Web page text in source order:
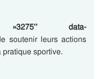
»3275″ data-
soutenir leurs actions
sportive.